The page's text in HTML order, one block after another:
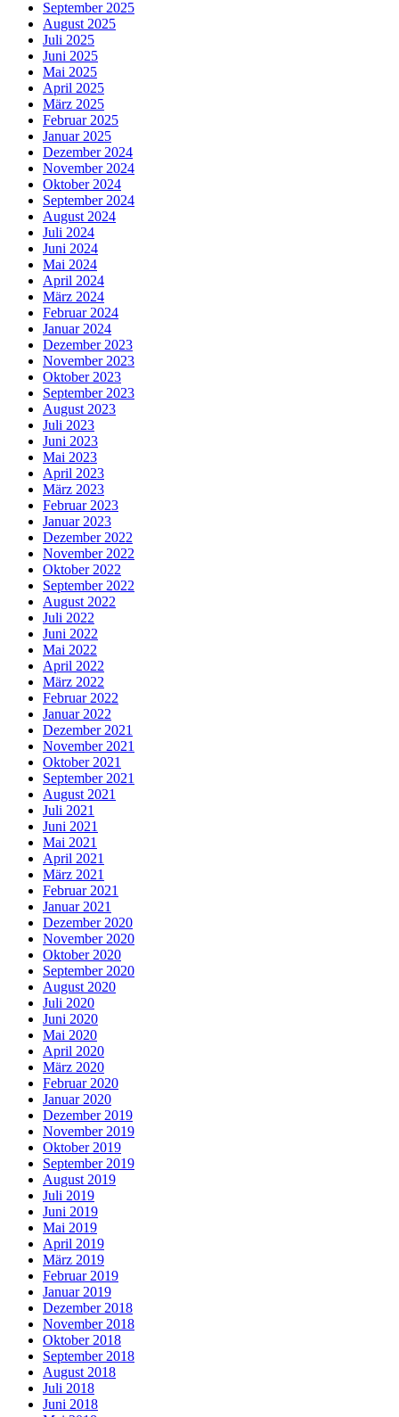
September 2025
August 2025
Juli 2025
Juni 2025
Mai 2025
April 2025
März 2025
Februar 2025
Januar 2025
Dezember 2024
November 2024
Oktober 2024
September 2024
August 2024
Juli 2024
Juni 2024
Mai 2024
April 2024
März 2024
Februar 2024
Januar 2024
Dezember 2023
November 2023
Oktober 2023
September 2023
August 2023
Juli 2023
Juni 2023
Mai 2023
April 2023
März 2023
Februar 2023
Januar 2023
Dezember 2022
November 2022
Oktober 2022
September 2022
August 2022
Juli 2022
Juni 2022
Mai 2022
April 2022
März 2022
Februar 2022
Januar 2022
Dezember 2021
November 2021
Oktober 2021
September 2021
August 2021
Juli 2021
Juni 2021
Mai 2021
April 2021
März 2021
Februar 2021
Januar 2021
Dezember 2020
November 2020
Oktober 2020
September 2020
August 2020
Juli 2020
Juni 2020
Mai 2020
April 2020
März 2020
Februar 2020
Januar 2020
Dezember 2019
November 2019
Oktober 2019
September 2019
August 2019
Juli 2019
Juni 2019
Mai 2019
April 2019
März 2019
Februar 2019
Januar 2019
Dezember 2018
November 2018
Oktober 2018
September 2018
August 2018
Juli 2018
Juni 2018